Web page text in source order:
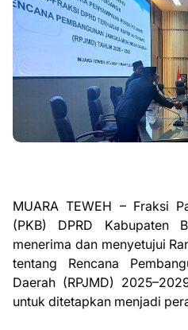
MUARA TEWEH – Fraksi
(PKB) DPRD Kabupaten
menerima dan menyetujui
tentang Rencana
Daerah (RPJMD)
untuk ditetapkan menjadi